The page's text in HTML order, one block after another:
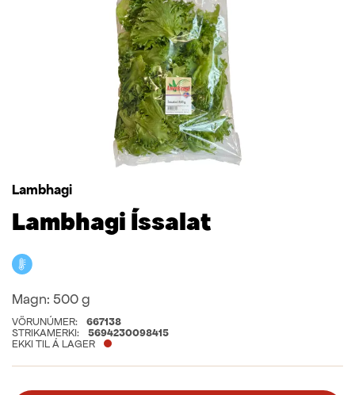
Lambhagi
Lambhagi Íssalat
Magn: 500 g
VÖRUNÚMER:
667138
STRIKAMERKI:
5694230098415
EKKI TIL Á LAGER